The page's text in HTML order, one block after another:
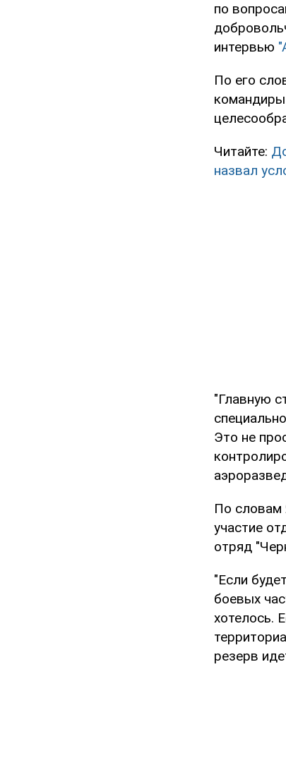
по
интервью
По его
Читайте:
назвал
"Главную
Это не
По словам
участие
отряд
"Если
боевых
хотелось.
резерв